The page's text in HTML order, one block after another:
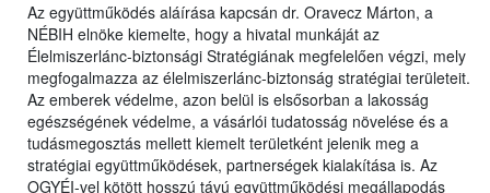
Az együttműködés aláírása kapcsán dr. Oravecz Márton, a
NÉBIH elnöke kiemelte, hogy a hivatal munkáját az
Élelmiszerlánc-biztonsági Stratégiának megfelelően végzi, mely
megfogalmazza az élelmiszerlánc-biztonság stratégiai területeit.
Az emberek védelme, azon belül is elsősorban a lakosság
egészségének védelme, a vásárlói tudatosság növelése és a
tudásmegosztás mellett kiemelt területként jelenik meg a
stratégiai együttműködések, partnerségek kialakítása is. Az
OGYÉI-vel kötött hosszú távú együttműködési megállapodás